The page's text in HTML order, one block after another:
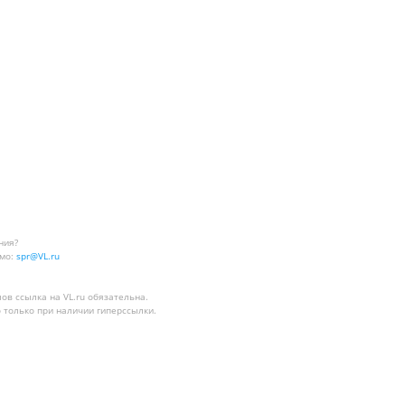
spr@VL.ru
ссылка на VL.ru обязательна.
при наличии гиперссылки.